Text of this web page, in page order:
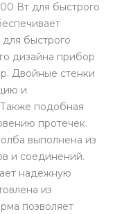
Вт для быстрого
быстрого
дизайна прибор
Двойные стенки
и
подобная
протечек.
выполнена из
и соединений.
надежную
из
позволяет